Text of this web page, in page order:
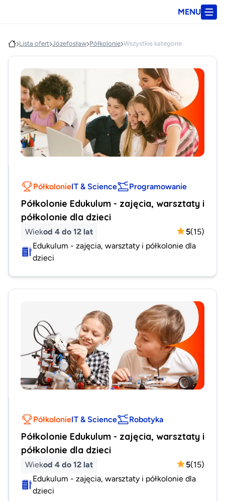
MENU
Lista ofert Józefosław Półkolonie Wszystkie kategorie
PółkolonieIT & Science Programowanie
Półkolonie Edukulum - zajęcia, warsztaty i
półkolonie dla dzieci
Wiekod 4 do 12 lat 5(15)
Edukulum - zajęcia, warsztaty i półkolonie dla
dzieci
PółkolonieIT & Science Robotyka
Półkolonie Edukulum - zajęcia, warsztaty i
półkolonie dla dzieci
Wiekod 4 do 12 lat 5(15)
Edukulum - zajęcia, warsztaty i półkolonie dla
dzieci